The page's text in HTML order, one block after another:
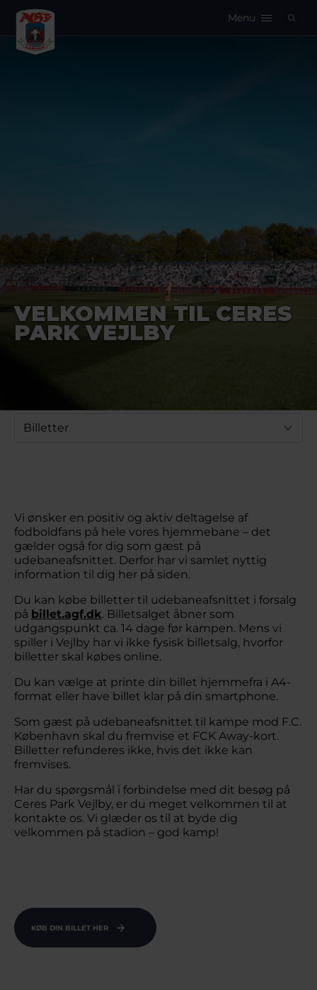
Menu
VELKOMMEN TIL CERES
PARK VEJLBY
Vi ønsker en positiv og aktiv deltagelse af
fodboldfans på hele vores hjemmebane – det
gælder også for dig som gæst på
udebaneafsnittet. Derfor har vi samlet nyttig
information til dig her på siden.
Du kan købe billetter til udebaneafsnittet i forsalg
på billet.agf.dk. Billetsalget åbner som
udgangspunkt ca. 14 dage før kampen. Mens vi
spiller i Vejlby har vi ikke fysisk billetsalg, hvorfor
billetter skal købes online.
Du kan vælge at printe din billet hjemmefra i A4-
format eller have billet klar på din smartphone.
Som gæst på udebaneafsnittet til kampe mod F.C.
København skal du fremvise et FCK Away-kort.
Billetter refunderes ikke, hvis det ikke kan
fremvises.
Har du spørgsmål i forbindelse med dit besøg på
Ceres Park Vejlby, er du meget velkommen til at
kontakte os. Vi glæder os til at byde dig
velkommen på stadion – god kamp!
KØB DIN BILLET HER